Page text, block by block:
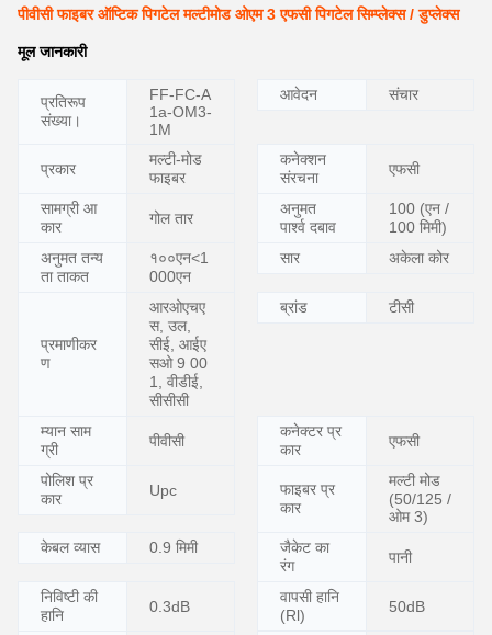
पीवीसी फाइबर ऑप्टिक पिगटेल मल्टीमोड ओएम 3 एफसी पिगटेल सिम्प्लेक्स / डुप्लेक्स
मूल जानकारी
प्रतिरूप
संख्या।
FF-FC-A
1a-OM3-
1M
आवेदन संचार
प्रकार
मल्टी-मोड
फाइबर
कनेक्शन
संरचना
एफसी
सामग्री आ
कार
गोल तार
अनुमत
पार्श्व दबाव
100 (एन /
100 मिमी)
अनुमत तन्य
ता ताकत
१००एन<1
000एन
सार अकेला कोर
प्रमाणीकर
ण
आरओएचए
स, उल,
सीई, आईए
सओ 9 00
1, वीडीई,
सीसीसी
ब्रांड टीसी
म्यान साम
ग्री
पीवीसी
कनेक्टर प्र
कार
एफसी
पोलिश प्र
कार
Upc
फाइबर प्र
कार
मल्टी मोड
(50/125 /
ओम 3)
केबल व्यास
0.9 मिमी
जैकेट का
रंग
पानी
निविष्टी की
हानि
0.3dB
वापसी हानि
(Rl)
50dB